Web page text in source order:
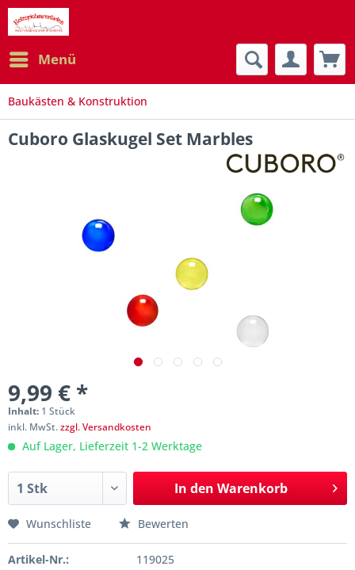
Menü
Baukästen & Konstruktion
Cuboro Glaskugel Set Marbles
9,99 € *
Inhalt: 1 Stück
inkl. MwSt.zzgl. Versandkosten
Auf Lager, Lieferzeit 1-2 Werktage
In den Warenkorb
Wunschliste Bewerten
Artikel-Nr.:
119025